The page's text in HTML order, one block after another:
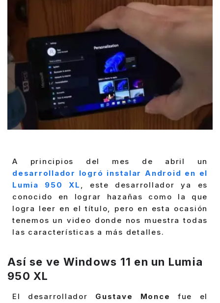
A principios del mes de abril un
desarrollador logró instalar Android en el
Lumia 950 XL , este desarrollador ya es
conocido en lograr hazañas como la que
logra leer en el título, pero en esta ocasión
tenemos un video donde nos muestra todas
las características a más detalles.
Así se ve Windows 11 en un Lumia
950 XL
El desarrollador Gustave Monce
fue el